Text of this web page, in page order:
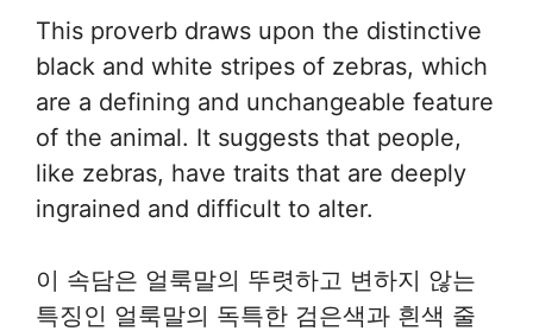
This proverb draws upon the distinctive
black and white stripes of zebras, which
are a defining and unchangeable feature
of the animal. It suggests that people,
like zebras, have traits that are deeply
ingrained and difficult to alter.
이 속담은 얼룩말의 뚜렷하고 변하지 않는
특징인 얼룩말의 독특한 검은색과 흰색 줄